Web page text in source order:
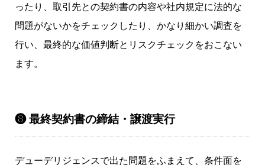
ったり、取引先との契約書の内容や社内規定に法的な
問題がないかをチェックしたり、かなり細かい調査を
行い、最終的な価値判断とリスクチェックをおこない
ます。
❽ 最終契約書の締結・譲渡実行
デューデリジェンスで出た問題をふまえて、条件面を